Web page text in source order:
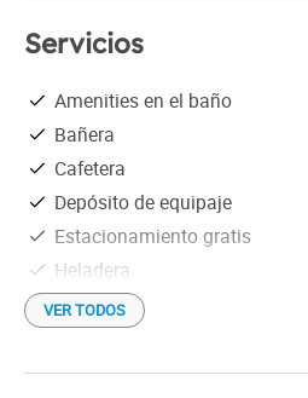
Servicios
Amenities en el baño
Bañera
Cafetera
Depósito de equipaje
Estacionamiento gratis
Heladera
Información turística
Microondas
Pequeños electrodomésticos
VER TODOS